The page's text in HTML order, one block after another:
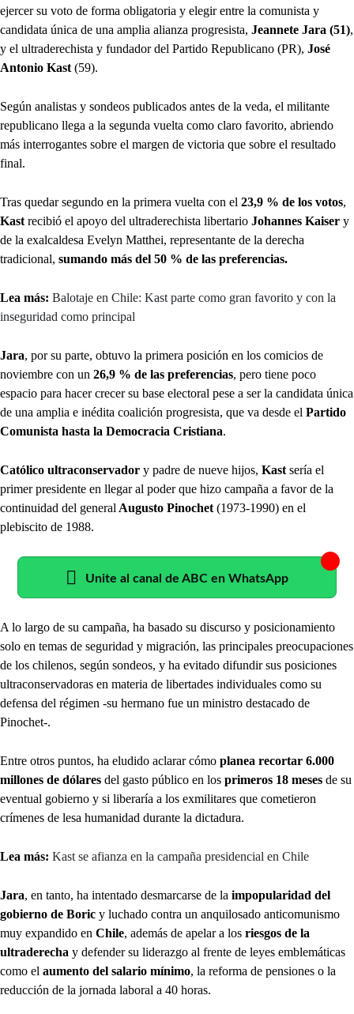
ejercer su voto de forma obligatoria y elegir entre la comunista y
candidata única de una amplia alianza progresista, Jeannete Jara (51),
y el ultraderechista y fundador del Partido Republicano (PR), José
Antonio Kast (59).
Según analistas y sondeos publicados antes de la veda, el militante
republicano llega a la segunda vuelta como claro favorito, abriendo
más interrogantes sobre el margen de victoria que sobre el resultado
final.
Tras quedar segundo en la primera vuelta con el 23,9 % de los votos,
Kast recibió el apoyo del ultraderechista libertario Johannes Kaiser y
de la exalcaldesa Evelyn Matthei, representante de la derecha
tradicional, sumando más del 50 % de las preferencias.
Lea más: Balotaje en Chile: Kast parte como gran favorito y con la
inseguridad como principal
Jara, por su parte, obtuvo la primera posición en los comicios de
noviembre con un 26,9 % de las preferencias, pero tiene poco
espacio para hacer crecer su base electoral pese a ser la candidata única
de una amplia e inédita coalición progresista, que va desde el Partido
Comunista hasta la Democracia Cristiana.
Católico ultraconservador y padre de nueve hijos, Kast sería el
primer presidente en llegar al poder que hizo campaña a favor de la
continuidad del general Augusto Pinochet (1973-1990) en el
plebiscito de 1988.
Unite al canal de ABC en WhatsApp
A lo largo de su campaña, ha basado su discurso y posicionamiento
solo en temas de seguridad y migración, las principales preocupaciones
de los chilenos, según sondeos, y ha evitado difundir sus posiciones
ultraconservadoras en materia de libertades individuales como su
defensa del régimen -su hermano fue un ministro destacado de
Pinochet-.
Entre otros puntos, ha eludido aclarar cómo planea recortar 6.000
millones de dólares del gasto público en los primeros 18 meses de su
eventual gobierno y si liberaría a los exmilitares que cometieron
crímenes de lesa humanidad durante la dictadura.
Lea más: Kast se afianza en la campaña presidencial en Chile
Jara, en tanto, ha intentado desmarcarse de la impopularidad del
gobierno de Boric y luchado contra un anquilosado anticomunismo
muy expandido en Chile, además de apelar a los riesgos de la
ultraderecha y defender su liderazgo al frente de leyes emblemáticas
como el aumento del salario mínimo, la reforma de pensiones o la
reducción de la jornada laboral a 40 horas.